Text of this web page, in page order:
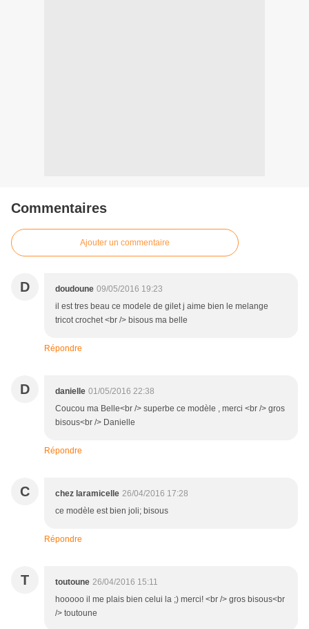
Commentaires
Ajouter un commentaire
D doudoune 09/05/2016 19:23
il est tres beau ce modele de gilet j aime bien le melange
tricot crochet <br /> bisous ma belle
Répondre
D danielle 01/05/2016 22:38
Coucou ma Belle<br /> superbe ce modèle , merci <br /> gros
bisous<br /> Danielle
Répondre
C chez laramicelle 26/04/2016 17:28
ce modèle est bien joli; bisous
Répondre
T toutoune 26/04/2016 15:11
hooooo il me plais bien celui la ;) merci! <br /> gros bisous<br
/> toutoune